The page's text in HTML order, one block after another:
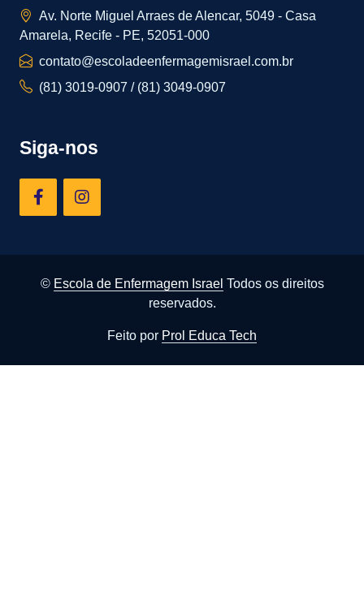
Av. Norte Miguel Arraes de Alencar, 5049 - Casa
Amarela, Recife - PE, 52051-000
contato@escoladeenfermagemisrael.com.br
(81) 3019-0907 / (81) 3049-0907
Siga-nos
© Escola de Enfermagem Israel Todos os direitos
reservados.
Feito por Prol Educa Tech